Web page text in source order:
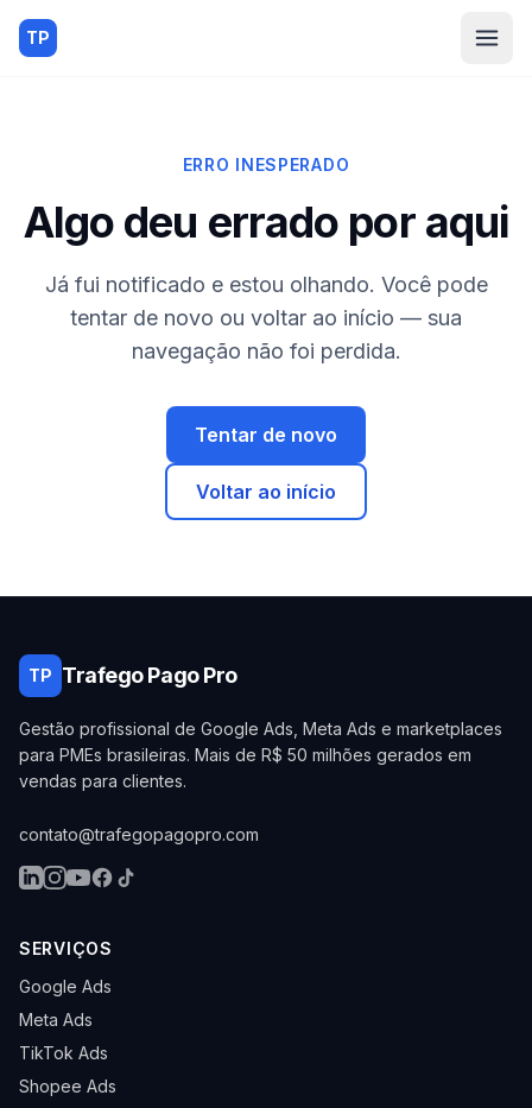
TP
ERRO INESPERADO
Algo deu errado por aqui
Já fui notificado e estou olhando. Você pode
tentar de novo ou voltar ao início — sua
navegação não foi perdida.
Tentar de novo
Voltar ao início
TP Trafego Pago Pro
Gestão profissional de Google Ads, Meta Ads e marketplaces
para PMEs brasileiras. Mais de R$ 50 milhões gerados em
vendas para clientes.
contato@trafegopagopro.com
SERVIÇOS
Google Ads
Meta Ads
TikTok Ads
Shopee Ads